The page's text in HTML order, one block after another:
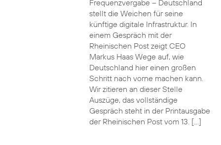
Frequenzvergabe – Deutschland
stellt die Weichen für seine
künftige digitale Infrastruktur. In
einem Gespräch mit der
Rheinischen Post zeigt CEO
Markus Haas Wege auf, wie
Deutschland hier einen großen
Schritt nach vorne machen kann.
Wir zitieren an dieser Stelle
Auszüge, das vollständige
Gespräch steht in der Printausgabe
der Rheinischen Post vom 13. […]